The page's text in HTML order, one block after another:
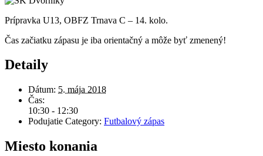
Prípravka U13, OBFZ Trnava C – 14. kolo.
Čas začiatku zápasu je iba orientačný a môže byť zmenený!
Detaily
Dátum: 5. mája 2018
Čas:
10:30 - 12:30
Podujatie Category: Futbalový zápas
Miesto konania